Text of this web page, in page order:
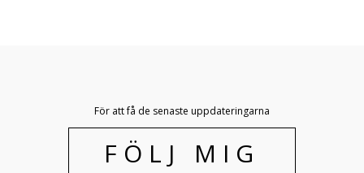
För att få de senaste uppdateringarna
FÖLJ MIG